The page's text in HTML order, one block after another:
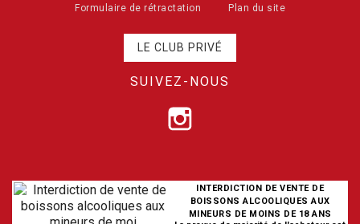
Formulaire de rétractation Plan du site
LE CLUB PRIVÉ
SUIVEZ-NOUS
INTERDICTION DE VENTE DE
BOISSONS ALCOOLIQUES AUX
MINEURS DE MOINS DE 18 ANS